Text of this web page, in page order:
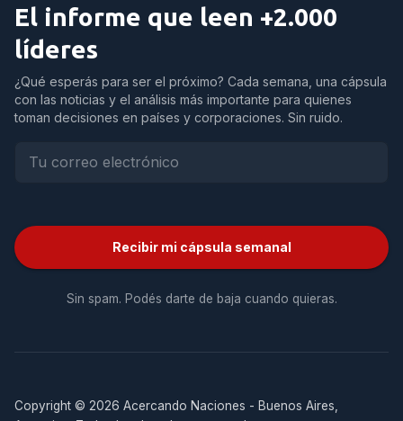
El informe que leen +2.000
líderes
¿Qué esperás para ser el próximo? Cada semana, una cápsula
con las noticias y el análisis más importante para quienes
toman decisiones en países y corporaciones. Sin ruido.
Recibir mi cápsula semanal
Sin spam. Podés darte de baja cuando quieras.
Copyright © 2026 Acercando Naciones - Buenos Aires,